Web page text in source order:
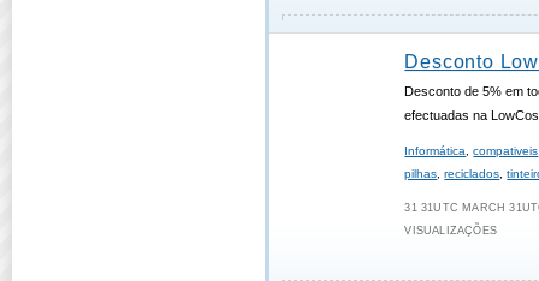
Desconto
Desconto de 5% em
efectuadas na
Informática ,compativeis
pilhas ,reciclados ,
31 31UTC MARCH
VISUALIZAÇÕES